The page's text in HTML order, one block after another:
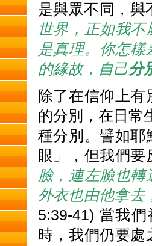
是與眾不同，與
世界，正如我
是真理。你怎
的緣故，自己分
除了在信仰上
的分別，在日常
種分別。譬如耶
眼」，但我們要
臉，連左臉也
外衣也由他拿去
5:39-41) 當我
時，我們仍要處